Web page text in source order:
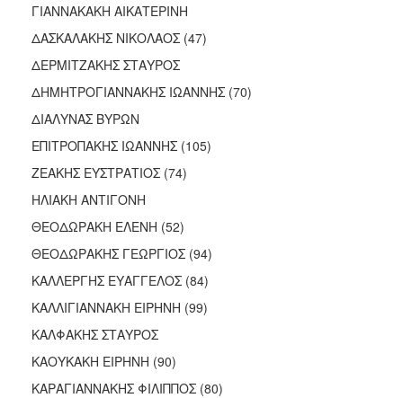
ΓΙΑΝΝΑΚΑΚΗ ΑΙΚΑΤΕΡΙΝΗ
ΔΑΣΚΑΛΑΚΗΣ ΝΙΚΟΛΑΟΣ (47)
ΔΕΡΜΙΤΖΑΚΗΣ ΣΤΑΥΡΟΣ
ΔΗΜΗΤΡΟΓΙΑΝΝΑΚΗΣ ΙΩΑΝΝΗΣ (70)
ΔΙΑΛΥΝΑΣ ΒΥΡΩΝ
ΕΠΙΤΡΟΠΑΚΗΣ ΙΩΑΝΝΗΣ (105)
ΖΕΑΚΗΣ ΕΥΣΤΡΑΤΙΟΣ (74)
ΗΛΙΑΚΗ ΑΝΤΙΓΟΝΗ
ΘΕΟΔΩΡΑΚΗ ΕΛΕΝΗ (52)
ΘΕΟΔΩΡΑΚΗΣ ΓΕΩΡΓΙΟΣ (94)
ΚΑΛΛΕΡΓΗΣ ΕΥΑΓΓΕΛΟΣ (84)
ΚΑΛΛΙΓΙΑΝΝΑΚΗ ΕΙΡΗΝΗ (99)
ΚΑΛΦΑΚΗΣ ΣΤΑΥΡΟΣ
ΚΑΟΥΚΑΚΗ ΕΙΡΗΝΗ (90)
ΚΑΡΑΓΙΑΝΝΑΚΗΣ ΦΙΛΙΠΠΟΣ (80)